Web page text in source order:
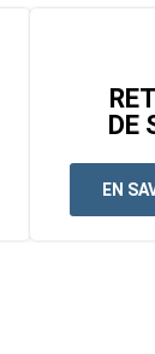
DE
EN